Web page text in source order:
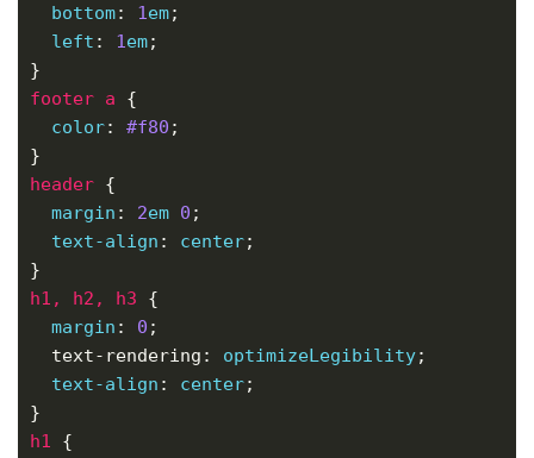
bottom: 1em
left : 1em
footer a
color: #f80
header
margin : 2em 0
text-align : center
h1 , h2 , h3
margin : 0
  text-rendering:
optimizeLegibility
text-align : center
h1